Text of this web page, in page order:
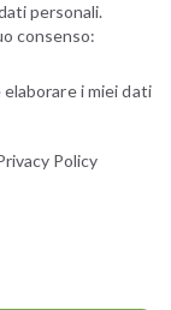
personali.
consenso:
i miei dati
Policy